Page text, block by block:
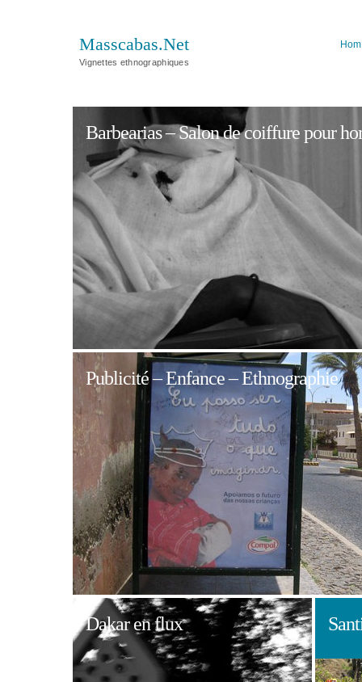
Masscabas.Net
Vignettes ethnographiques
Barbearias – Salon de coiffure pour
Publicité – Enfance – Ethnographie
»
Dakar en flux